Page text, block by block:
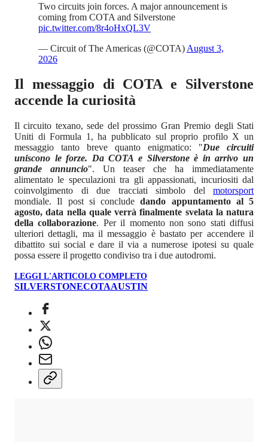
Two circuits join forces. A major announcement is
coming from COTA and Silverstone
pic.twitter.com/8r4oHxQL3V
— Circuit of The Americas (@COTA) August 3,
2026
Il messaggio di COTA e Silverstone
accende la curiosità
Il circuito texano, sede del prossimo Gran Premio degli Stati
Uniti di Formula 1, ha pubblicato sul proprio profilo X un
messaggio tanto breve quanto enigmatico: "Due circuiti
uniscono le forze. Da COTA e Silverstone è in arrivo un
grande annuncio". Un teaser che ha immediatamente
alimentato le speculazioni tra gli appassionati, incuriositi dal
coinvolgimento di due tracciati simbolo del motorsport
mondiale. Il post si concludedando appuntamento al 5
agosto, data nella quale verrà finalmente svelata la natura
della collaborazione. Per il momento non sono stati diffusi
ulteriori dettagli, ma il messaggio è bastato per accendere il
dibattito sui social e dare il via a numerose ipotesi su quale
possa essere il progetto condiviso tra i due autodromi.
LEGGI L'ARTICOLO COMPLETO
SILVERSTONECOTAAUSTIN